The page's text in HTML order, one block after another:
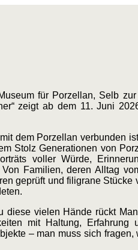
für Porzellan, Selb
zeigt ab dem 11. Juni
dem Porzellan verbunden
Stolz Generationen von
voller Würde,
Familien, deren Alltag
geprüft und filigrane Stücke
diese vielen Hände rückt
mit Haltung, Erfahrung
– man muss sich